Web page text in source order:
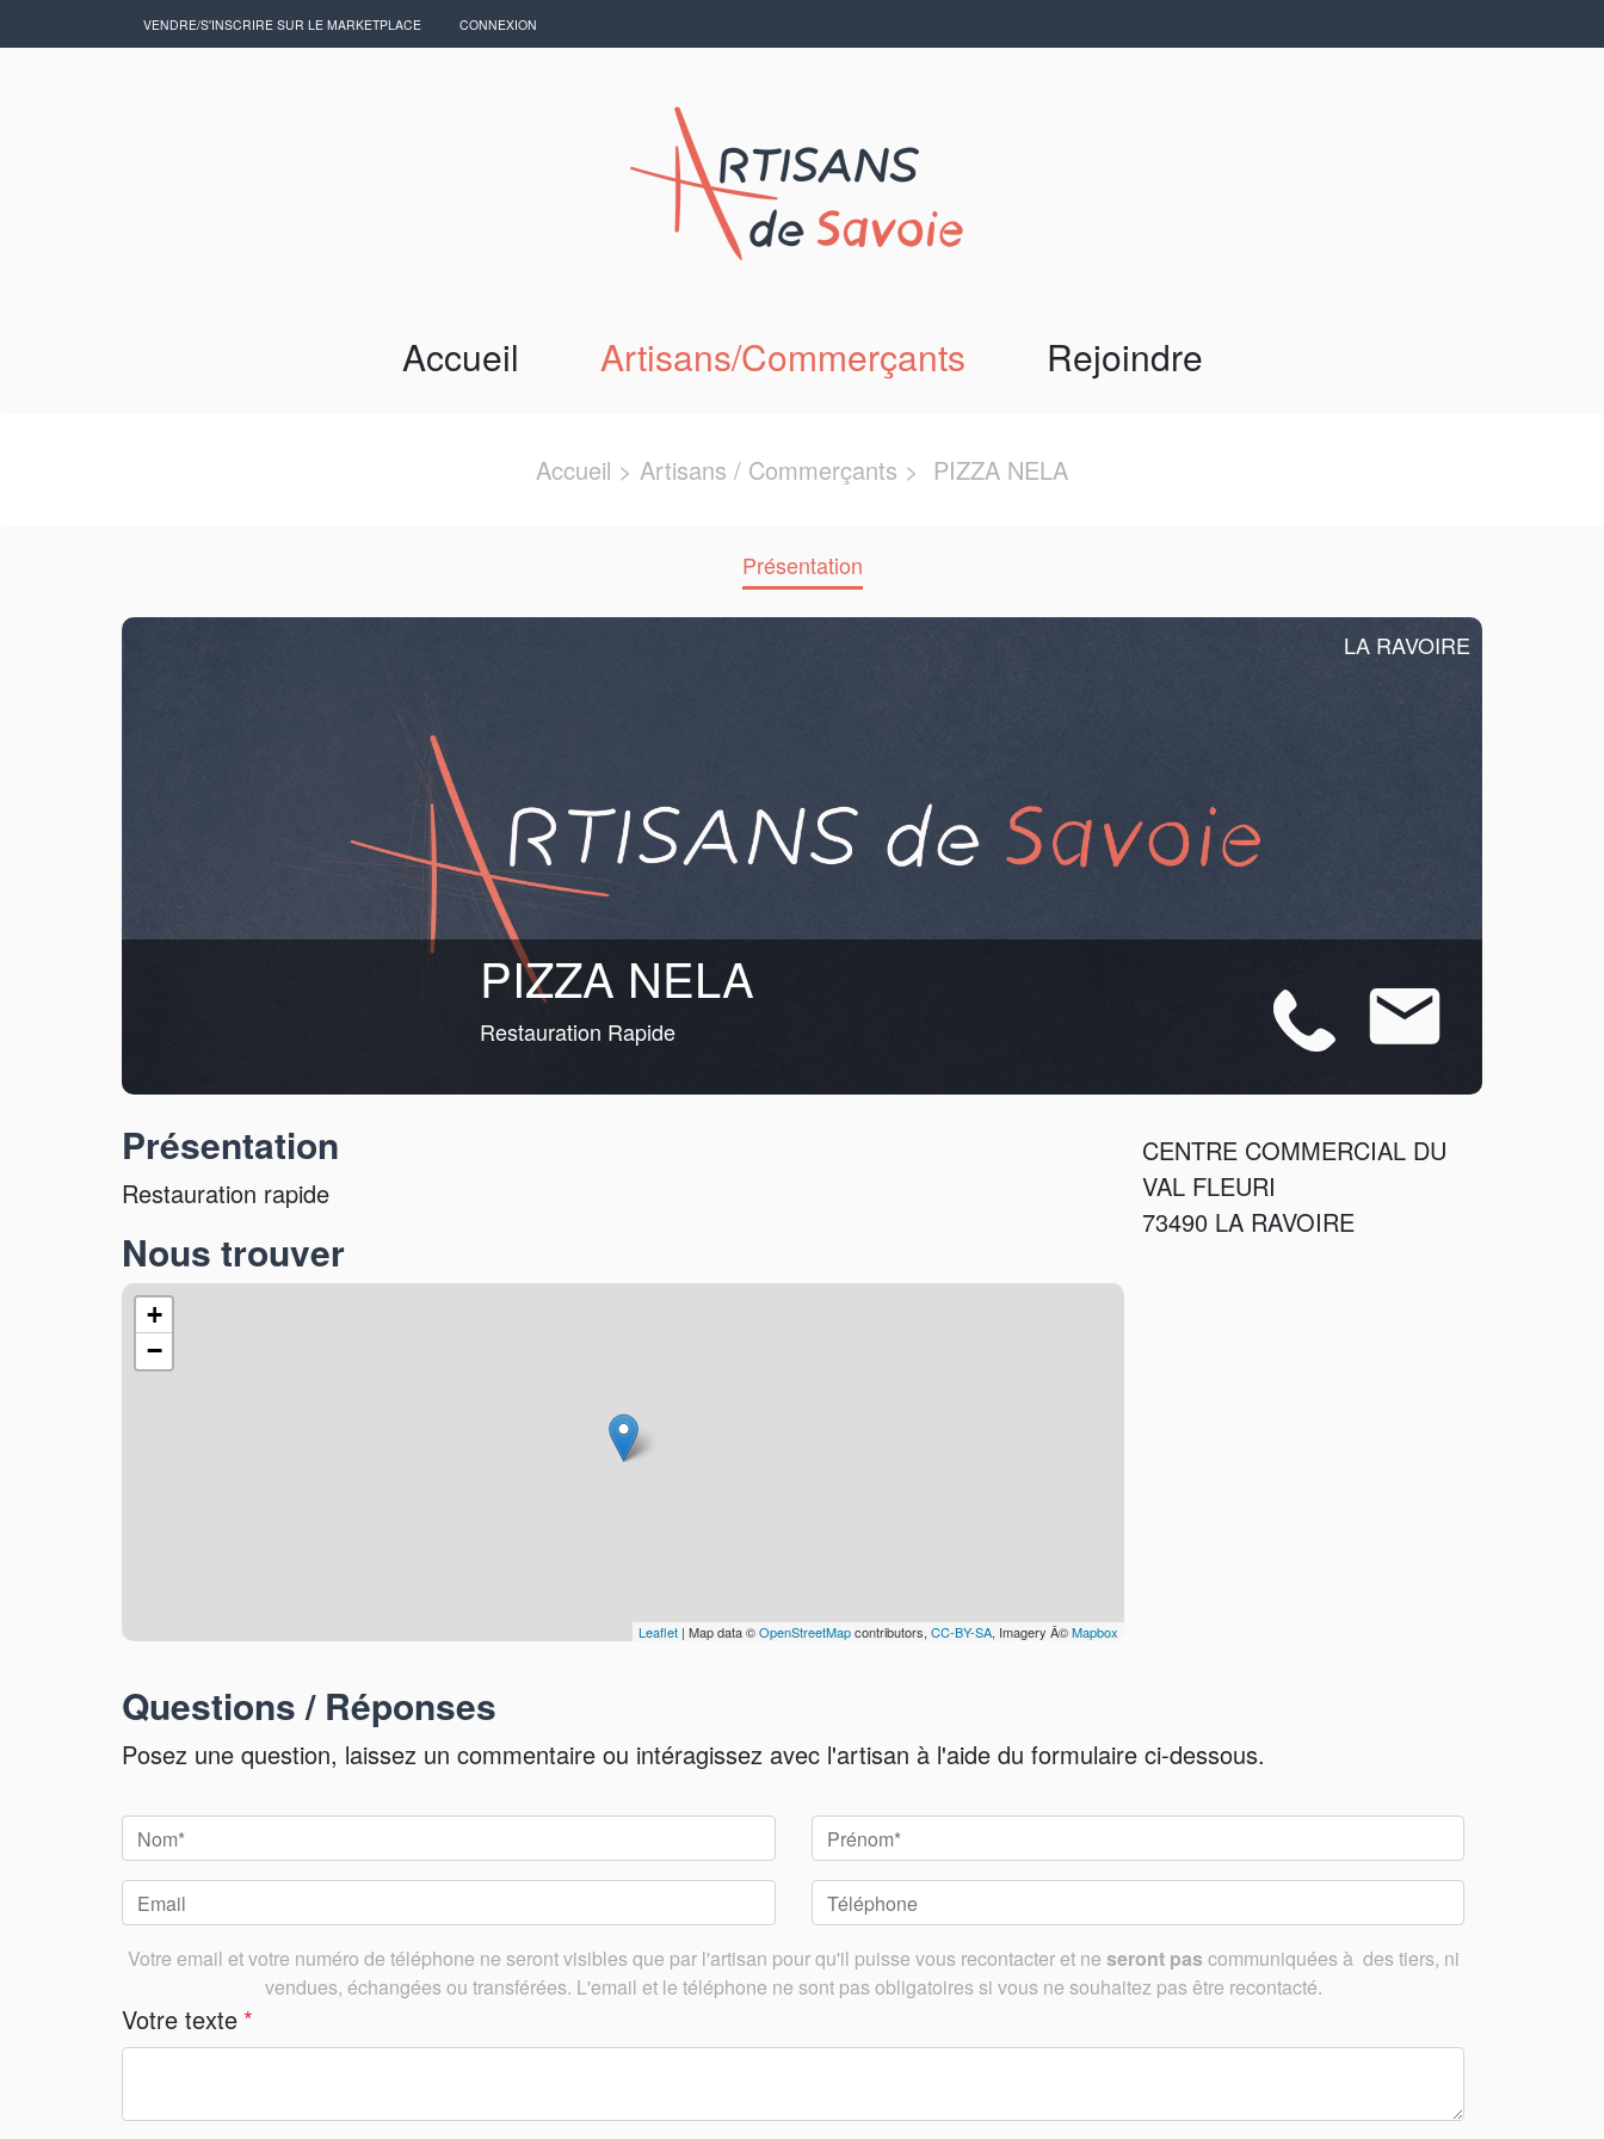
VENDRE/S'INSCRIRE SUR LE MARKETPLACE CONNEXION
Accueil Artisans/Commerçants Rejoindre
Accueil > Artisans / Commerçants > PIZZA NELA
Présentation
PIZZA NELA
Restauration Rapide
LA RAVOIRE
Présentation
Restauration rapide
Nous trouver
+
−
Leaflet | Map data ©OpenStreetMapcontributors, CC-BY-SA, Imagery Â©Mapbox
CENTRE COMMERCIAL DU
VAL FLEURI
73490 LA RAVOIRE
Questions / Réponses
Posez une question, laissez un commentaire ou intéragissez avec l'artisan à l'aide du formulaire ci-dessous.
Votre email et votre numéro de téléphone ne seront visibles que par l'artisan pour qu'il puisse vous recontacter et ne seront pas communiquées à des tiers, ni
vendues, échangées ou transférées. L'email et le téléphone ne sont pas obligatoires si vous ne souhaitez pas être recontacté.
Votre texte *